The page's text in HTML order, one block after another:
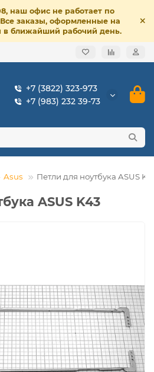
наш офис не работает по
заказы, оформленные на
в ближайший рабочий день.
+7 (3822) 323-973
+7 (983) 232 39-73
Asus Петли для ноутбука ASUS
ASUS K43